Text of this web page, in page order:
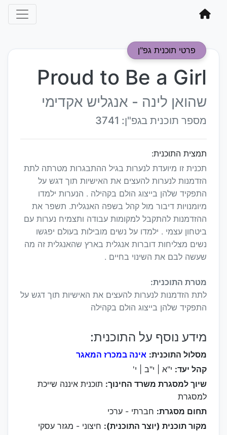
פרטי תוכנית גפ"ן
Proud to Be a Girl
שהואן לינה - אנגליש אקדימי
מספר תוכנית בגפ"ן: 3741
תמצית התוכנית:
תכנית זו מיועדת לנערות בגיל ההתבגרות מטרתה לתת
הזדמנות לנערות להעצים את האישיות תוך דגש על
התפקיד שלהן בייצוג הולם בקהילה . הנערות ילמדו
מיומנויות דיבור מול קהל בשפה האנגלית. תשפר את
ההזדמנות להתקבל למקומות עבודה ותצמיח נערות עם
ביטחון עצמי . ילמדו על נשים מובילות בעולם יפגשו
נשים מצליחות דוברות אנגלית בארץ שהאנגלית זה מה
שעשה לבם את השינוי בחיים .
מטרת התוכנית:
לתת הזדמנות לנערות להעצים את האישיות תוך דגש על
התפקיד שלהן בייצוג הולם בקהילה
מידע נוסף על התוכנית:
מסלול התוכנית: אינה במכרז המאגר
קהל יעד: י"א | י"ב | י'
שיוך למסגרת משרד החינוך: תוכנית איננה שייכת
למסגרת
תחום מסגרת: חברתי - ערכי
מקור תוכנית (יוצר התוכנית): חיצוני - מגזר עסקי